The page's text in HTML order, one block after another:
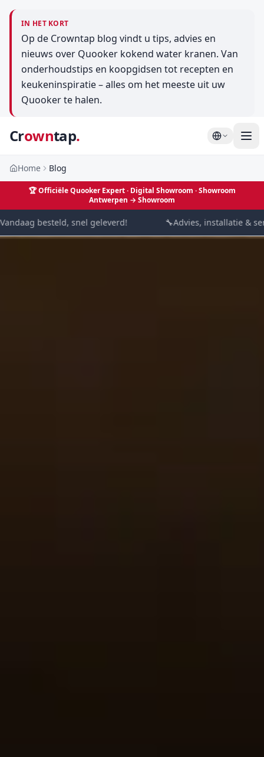
IN HET KORT
Op de Crowntap blog vindt u tips, advies en
nieuws over Quooker kokend water kranen. Van
onderhoudstips en koopgidsen tot recepten en
keukeninspiratie – alles om het meeste uit uw
Quooker te halen.
Crowntap.
Home Blog
🏆Officiële Quooker Expert · Digital Showroom · Showroom
Antwerpen → Showroom
besteld, snel geleverd! 🔧Advies, installatie &